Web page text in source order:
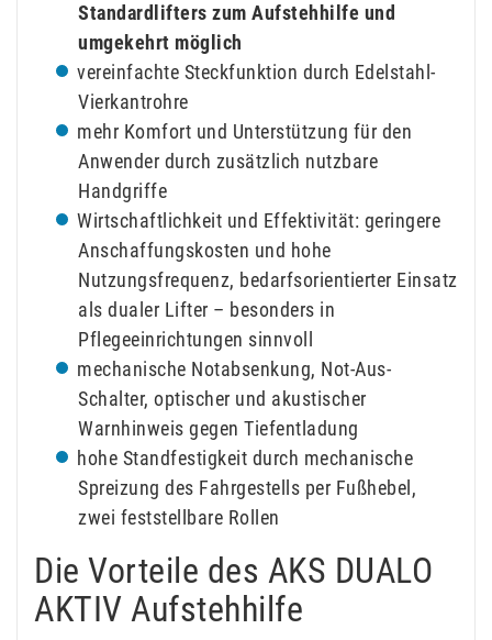
Standardlifters zum Aufstehhilfe und
umgekehrt möglich
vereinfachte Steckfunktion durch Edelstahl-
Vierkantrohre
mehr Komfort und Unterstützung für den
Anwender durch zusätzlich nutzbare
Handgriffe
Wirtschaftlichkeit und Effektivität: geringere
Anschaffungskosten und hohe
Nutzungsfrequenz, bedarfsorientierter Einsatz
als dualer Lifter – besonders in
Pflegeeinrichtungen sinnvoll
mechanische Notabsenkung, Not-Aus-
Schalter, optischer und akustischer
Warnhinweis gegen Tiefentladung
hohe Standfestigkeit durch mechanische
Spreizung des Fahrgestells per Fußhebel,
zwei feststellbare Rollen
Die Vorteile des AKS DUALO
AKTIV Aufstehhilfe